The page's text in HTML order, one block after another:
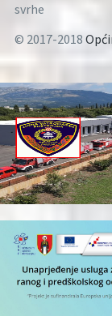
svrhe
© 2017-2018